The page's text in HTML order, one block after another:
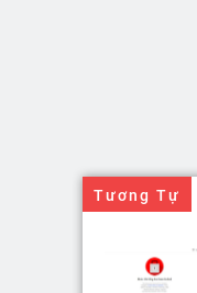
Tương Tự